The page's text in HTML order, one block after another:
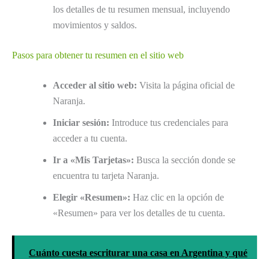
los detalles de tu resumen mensual, incluyendo
movimientos y saldos.
Pasos para obtener tu resumen en el sitio web
Acceder al sitio web: Visita la página oficial de
Naranja.
Iniciar sesión: Introduce tus credenciales para
acceder a tu cuenta.
Ir a «Mis Tarjetas»: Busca la sección donde se
encuentra tu tarjeta Naranja.
Elegir «Resumen»: Haz clic en la opción de
«Resumen» para ver los detalles de tu cuenta.
Cuánto cuesta escriturar una casa en Argentina y qué